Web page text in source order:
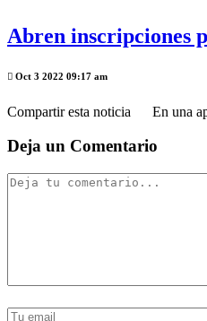
Abren inscripciones
Oct 3 2022 09:17 am
Compartir esta noticia En una
Deja un Comentario